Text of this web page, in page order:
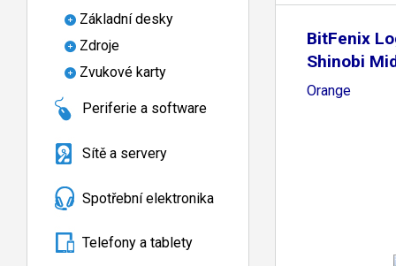
Základní desky
Zdroje
Zvukové karty
Periferie a software
Sítě a servery
Spotřební elektronika
Telefony a tablety
BitFenix
Shinobi
Orange